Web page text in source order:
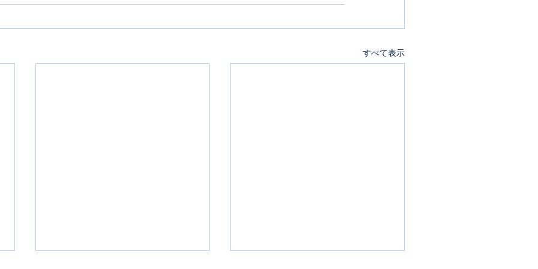
すべて表示